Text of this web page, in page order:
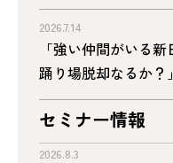
2026.7.14
「強い仲間がいる
踊り場脱却なるか？
セミナー情報
2026.8.3